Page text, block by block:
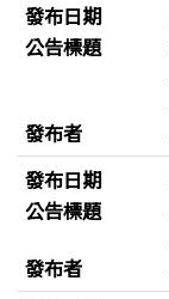
發布日期
公告標題
發布者
發布日期
公告標題
發布者